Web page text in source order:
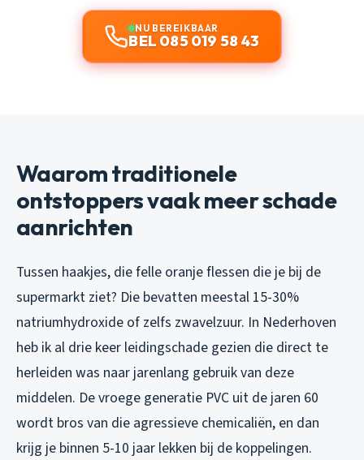
NU BEREIKBAAR
BEL 085 019 58 43
Waarom traditionele
ontstoppers vaak meer schade
aanrichten
Tussen haakjes, die felle oranje flessen die je bij de
supermarkt ziet? Die bevatten meestal 15-30%
natriumhydroxide of zelfs zwavelzuur. In Nederhoven
heb ik al drie keer leidingschade gezien die direct te
herleiden was naar jarenlang gebruik van deze
middelen. De vroege generatie PVC uit de jaren 60
wordt bros van die agressieve chemicaliën, en dan
krijg je binnen 5-10 jaar lekken bij de koppelingen.